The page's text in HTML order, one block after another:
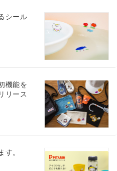
シール
機能を
リース
す。